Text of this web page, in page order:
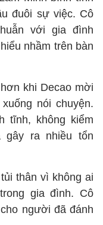
đuôi sự việc. Cô
với gia đình
nhầm trên bàn
khi Decao mời
nói chuyện.
tĩnh, không kiểm
gây ra nhiều tổn
thân vì không ai
gia đình. Cô
người đã đánh